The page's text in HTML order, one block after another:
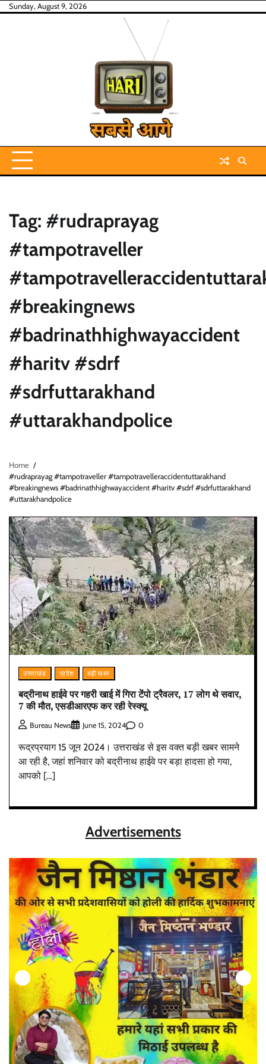
SkipSunday, August 9, 2026
Tag: #rudraprayag
#tampotraveller
#breakingnews
#badrinathhighwayaccident
#haritv #sdrf
#sdrfuttarakhand
#uttarakhandpolice
Home
#rudraprayag #tampotraveller #tampotravelleraccidentuttarakhand
#breakingnews #badrinathhighwayaccident #haritv #sdrf #sdrfuttarakhand
#uttarakhandpolice
उत्तराखंड प्रदेश बड़ी खबर
बद्रीनाथ हाईवे पर गहरी खाई में गिरा टेंपो ट्रैवलर, 17 लोग थे सवार,
7 की मौत, एसडीआरएफ कर रही रेस्क्यू
Bureau News June 15, 2024 0
रूद्रप्रयाग 15 जून 2024। उत्तराखंड से इस वक्त बड़ी खबर सामने
आ रही है, जहां शनिवार को बद्रीनाथ हाईवे पर बड़ा हादसा हो गया,
आपको […]
Advertisements